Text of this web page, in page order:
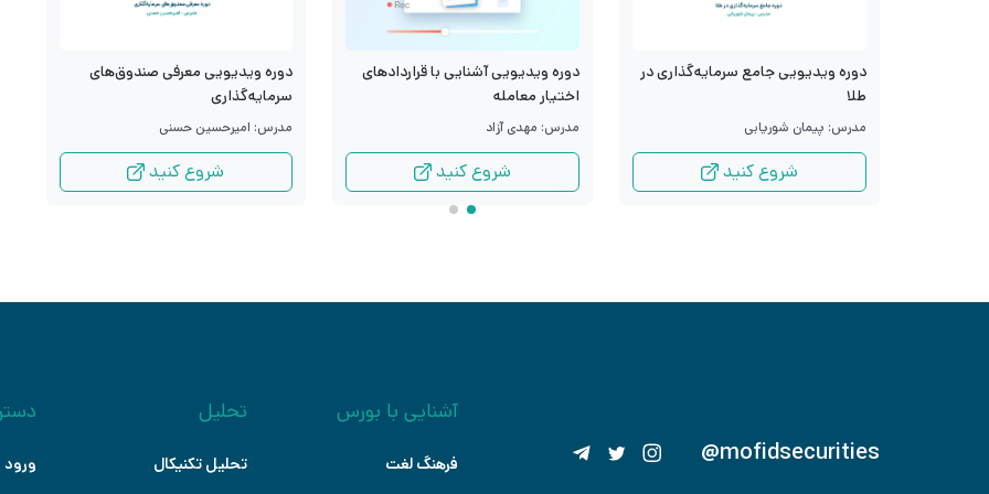
دوره ویدیویی جامع سرمایه‌گذاری در
طلا
مدرس: پیمان شوریابی
شروع کنید
دوره ویدیویی آشنایی با قراردادهای
اختیار معامله
مدرس: مهدی آزاد
شروع کنید
دوره ویدیویی معرفی صندوق‌های
سرمایه‌گذاری
مدرس: امیرحسین حسنی
شروع کنید
@mofidsecurities
آشنایی با بورس
فرهنگ لغت
تحلیل
تحلیل تکنیکال ورود